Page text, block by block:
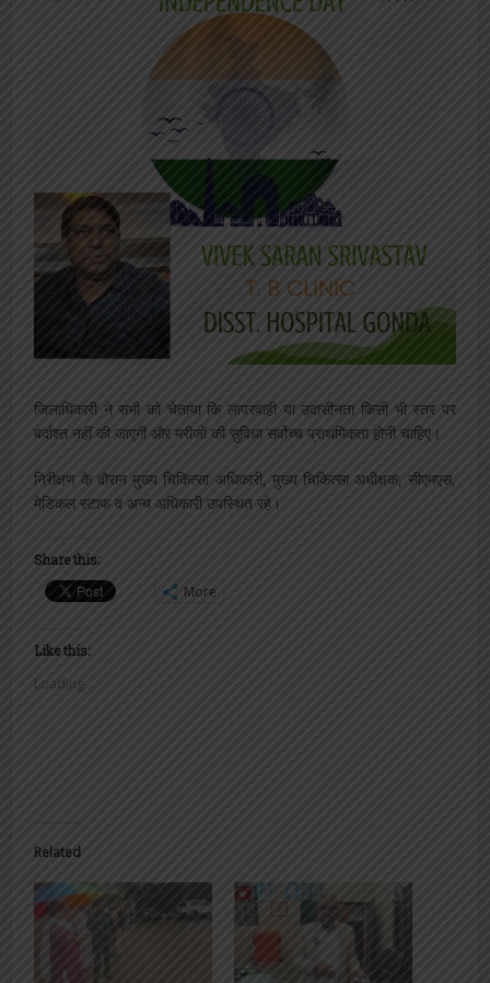
जिलाधिकारी ने सभी को चेताया कि लापरवाही या उदासीनता किसी भी स्तर पर
बर्दाश्त नहीं की जाएगी और मरीजों की सुविधा सर्वोच्च प्राथमिकता होनी चाहिए।
निरीक्षण के दौरान मुख्य चिकित्सा अधिकारी, मुख्य चिकित्सा अधीक्षक, सीएमएस,
मेडिकल स्टाफ व अन्य अधिकारी उपस्थित रहे।
Share this:
More
Like this:
Loading...
Related